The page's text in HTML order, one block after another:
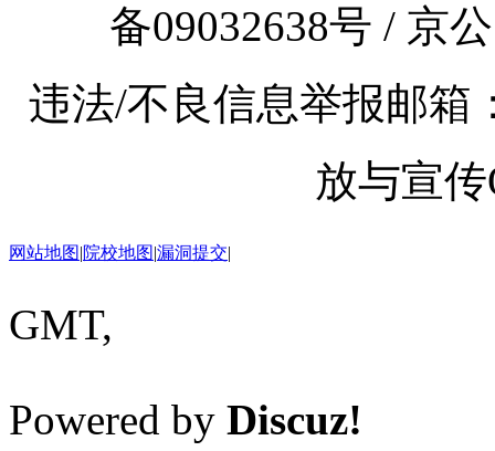
备09032638号 / 京
违法/不良信息举报邮箱
放与宣传
网站地图|院校地图|漏洞提交|
GMT,
Powered by Discuz!